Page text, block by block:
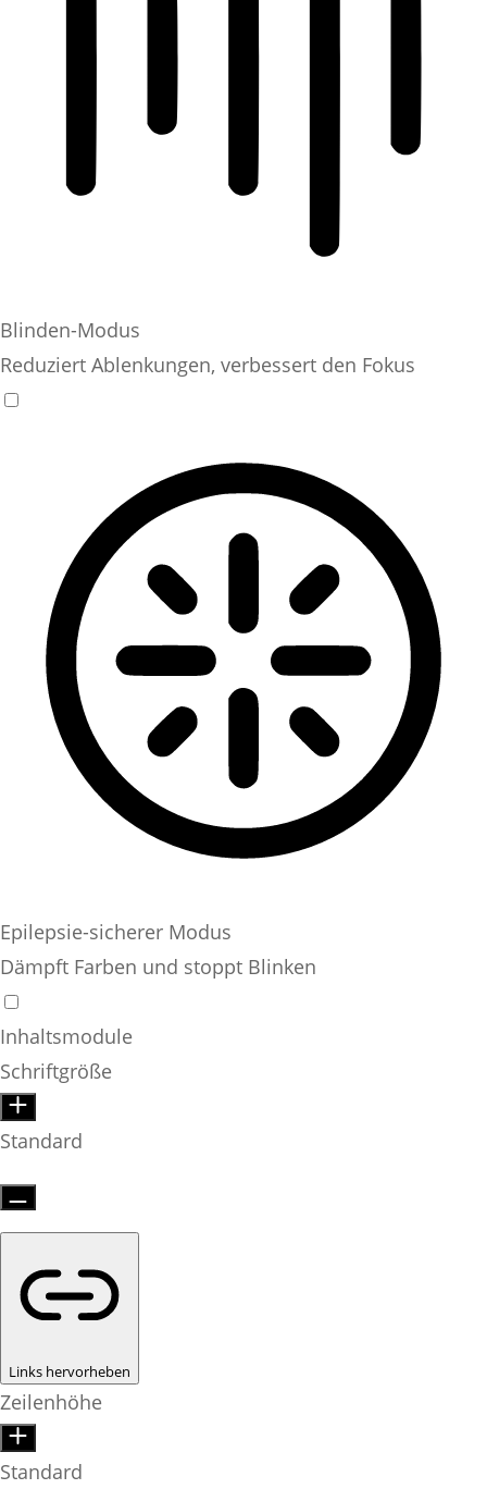
Blinden-Modus
Reduziert Ablenkungen, verbessert den Fokus
Epilepsie-sicherer Modus
Dämpft Farben und stoppt Blinken
Inhaltsmodule
Schriftgröße
Standard
Links hervorheben
Zeilenhöhe
Standard